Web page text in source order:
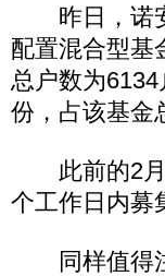
昨日，诺安
配置混合型基
总户数为
份，占该基金
此前的2月
个工作日内募
同样值得注